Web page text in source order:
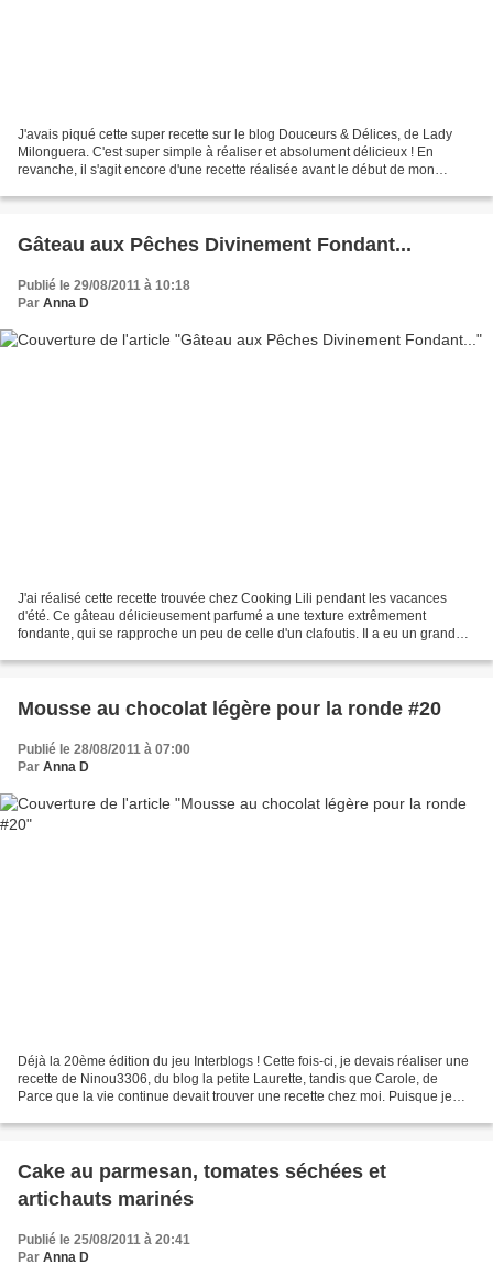
J'avais piqué cette super recette sur le blog Douceurs & Délices, de Lady
Milonguera. C'est super simple à réaliser et absolument délicieux ! En
revanche, il s'agit encore d'une recette réalisée avant le début de mon
Gâteau aux Pêches Divinement Fondant...
Publié le 29/08/2011 à 10:18
Par Anna D
J'ai réalisé cette recette trouvée chez Cooking Lili pendant les vacances
d'été. Ce gâteau délicieusement parfumé a une texture extrêmement
fondante, qui se rapproche un peu de celle d'un clafoutis. Il a eu un grand
Mousse au chocolat légère pour la ronde #20
Publié le 28/08/2011 à 07:00
Par Anna D
Déjà la 20ème édition du jeu Interblogs ! Cette fois-ci, je devais réaliser une
recette de Ninou3306, du blog la petite Laurette, tandis que Carole, de
Parce que la vie continue devait trouver une recette chez moi. Puisque je
Cake au parmesan, tomates séchées et
artichauts marinés
Publié le 25/08/2011 à 20:41
Par Anna D